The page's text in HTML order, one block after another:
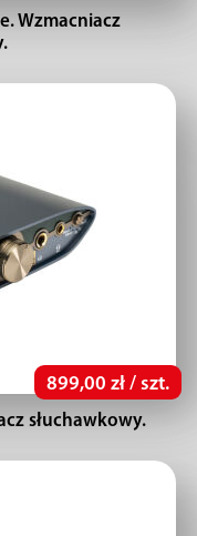
Wzmacniacz
899,00 zł / szt.
słuchawkowy.